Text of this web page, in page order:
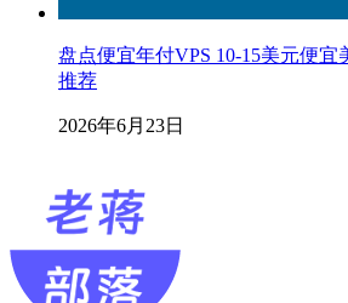
盘点便宜年付VPS 10-15美元便宜
推荐
2026年6月23日